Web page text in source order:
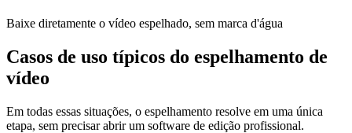
Baixe diretamente o vídeo espelhado, sem marca d'água
Casos de uso típicos do espelhamento de
vídeo
Em todas essas situações, o espelhamento resolve em uma única
etapa, sem precisar abrir um software de edição profissional.